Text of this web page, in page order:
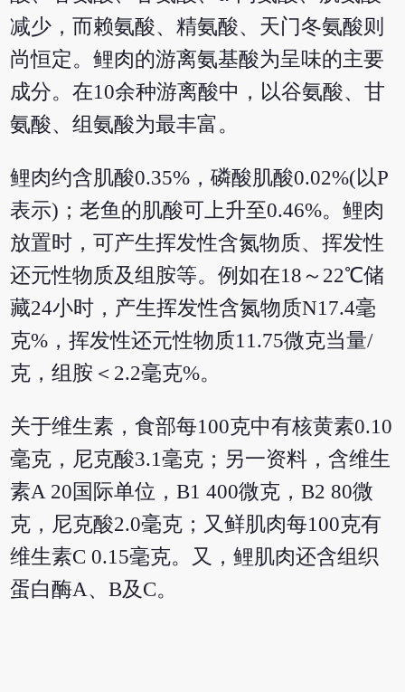
减少，而赖氨酸、精氨酸、天门冬氨酸则
尚恒定。鲤肉的游离氨基酸为呈味的主要
成分。在10余种游离酸中，以谷氨酸、甘
氨酸、组氨酸为最丰富。
鲤肉约含肌酸0.35%，磷酸肌酸0.02%(以P
表示)；老鱼的肌酸可上升至0.46%。鲤肉
放置时，可产生挥发性含氮物质、挥发性
还元性物质及组胺等。例如在18～22℃储
藏24小时，产生挥发性含氮物质N17.4毫
克%，挥发性还元性物质11.75微克当量/
克，组胺＜2.2毫克%。
关于维生素，食部每100克中有核黄素0.10
毫克，尼克酸3.1毫克；另一资料，含维生
素A 20国际单位，B1 400微克，B2 80微
克，尼克酸2.0毫克；又鲜肌肉每100克有
维生素C 0.15毫克。又，鲤肌肉还含组织
蛋白酶A、B及C。